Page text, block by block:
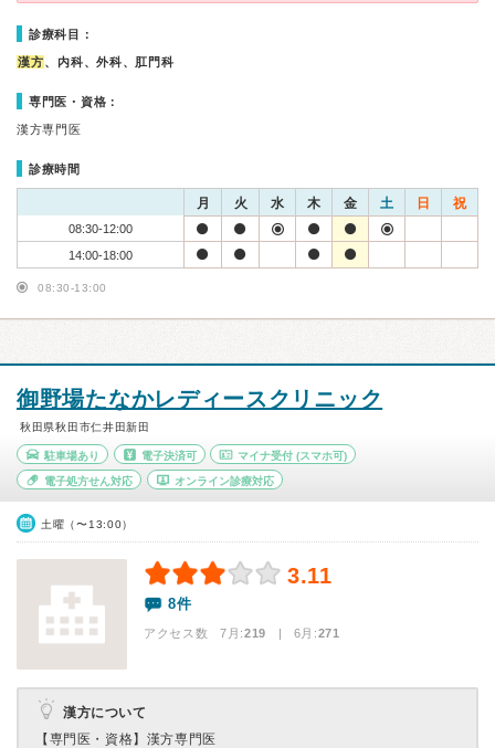
診療科目：
漢方、内科、外科、肛門科
専門医・資格：
漢方専門医
診療時間
月 火 水 木 金 土 日 祝
08:30-12:00
14:00-18:00
08:30-13:00
御野場たなかレディースクリニック
秋田県秋田市仁井田新田
駐車場あり 電子決済可 マイナ受付 (スマホ可)
電子処方せん対応 オンライン診療対応
土曜（〜13:00）
3.11
8件
アクセス数 7月:219 | 6月:271
漢方について
【専門医・資格】 漢方専門医